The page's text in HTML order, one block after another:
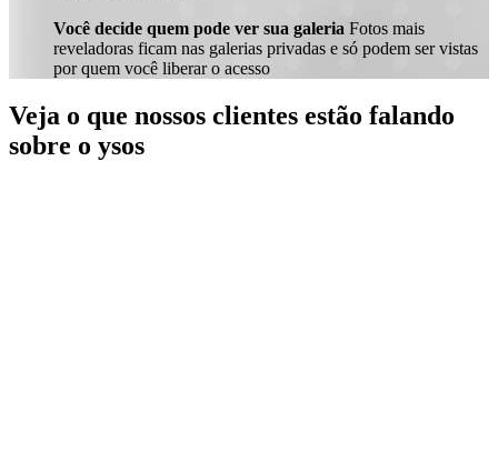
Você decide quem pode ver sua galeria Fotos mais
reveladoras ficam nas galerias privadas e só podem ser vistas
por quem você liberar o acesso
Veja o que nossos clientes estão falando
sobre o ysos